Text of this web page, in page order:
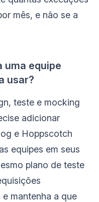
mês, e não se a
uma equipe
usar?
teste e mocking
adicionar
e Hoppscotch
equipes em seus
plano de teste
mantenha a que